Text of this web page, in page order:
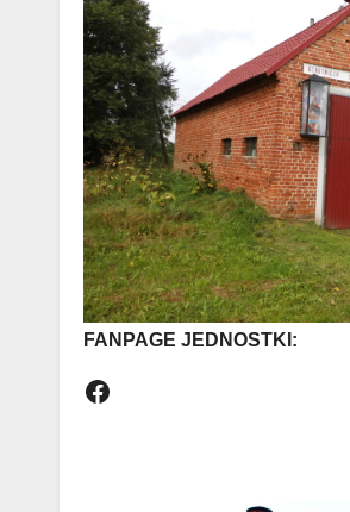
FANPAGE JEDNOSTKI:
Facebook